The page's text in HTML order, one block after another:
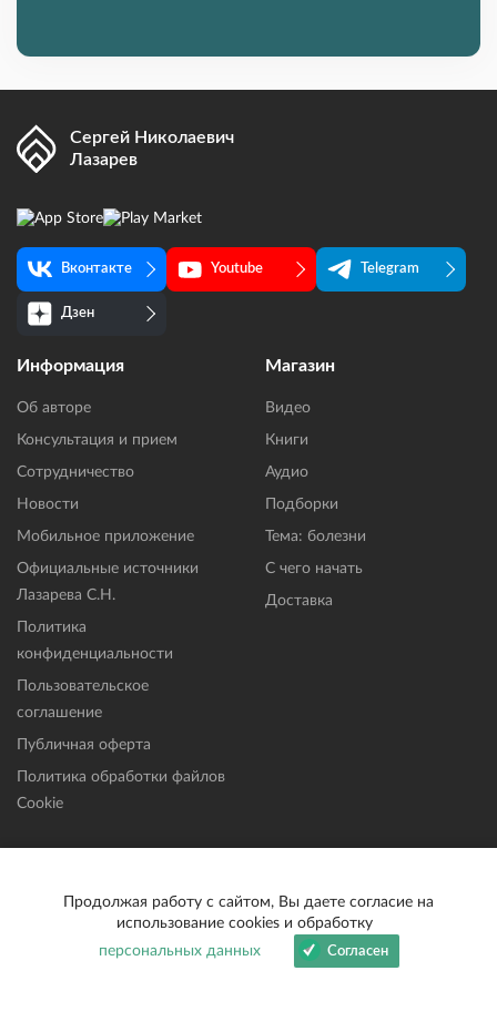
Сергей Николаевич
Лазарев
Вконтакте Youtube Telegram
Дзен
Информация
Об авторе
Консультация и прием
Сотрудничество
Новости
Мобильное приложение
Официальные источники
Лазарева С.Н.
Политика
конфиденциальности
Пользовательское
соглашение
Публичная оферта
Политика обработки файлов
Cookie
Магазин
Видео
Книги
Аудио
Подборки
Тема: болезни
С чего начать
Доставка
Все новости Частые вопросы
Где купить
Продолжая работу с сайтом, Вы даете согласие на
использование cookies и обработку
персональных данных
Согласен